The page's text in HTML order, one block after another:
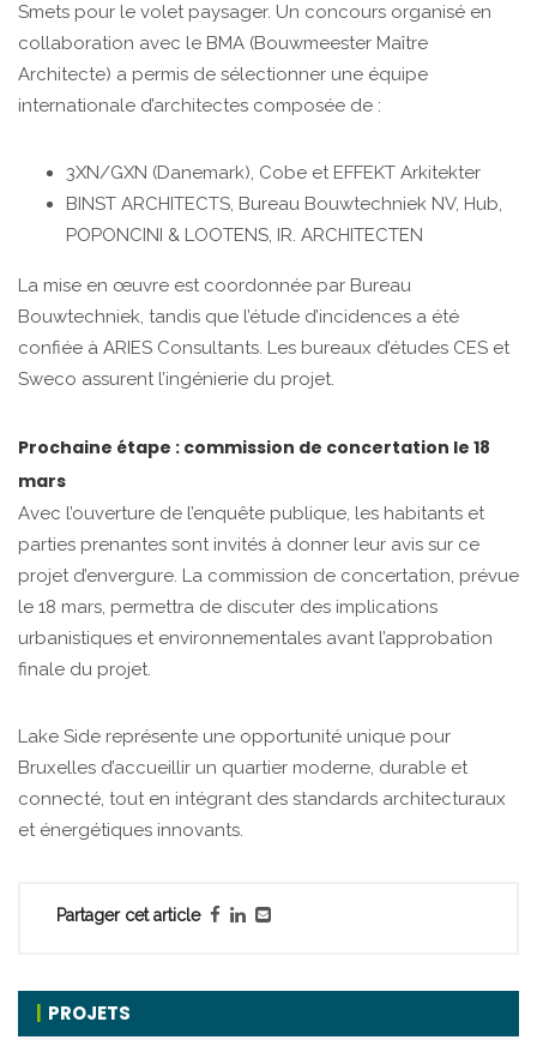
Smets pour le volet paysager. Un concours organisé en
collaboration avec le BMA (Bouwmeester Maître
Architecte) a permis de sélectionner une équipe
internationale d’architectes composée de :
3XN/GXN (Danemark), Cobe et EFFEKT Arkitekter
BINST ARCHITECTS, Bureau Bouwtechniek NV, Hub,
POPONCINI & LOOTENS, IR. ARCHITECTEN
La mise en œuvre est coordonnée par Bureau
Bouwtechniek, tandis que l’étude d’incidences a été
confiée à ARIES Consultants. Les bureaux d’études CES et
Sweco assurent l’ingénierie du projet.
Prochaine étape : commission de concertation le 18
mars
Avec l’ouverture de l’enquête publique, les habitants et
parties prenantes sont invités à donner leur avis sur ce
projet d’envergure. La commission de concertation, prévue
le 18 mars, permettra de discuter des implications
urbanistiques et environnementales avant l’approbation
finale du projet.
Lake Side représente une opportunité unique pour
Bruxelles d’accueillir un quartier moderne, durable et
connecté, tout en intégrant des standards architecturaux
et énergétiques innovants.
Partager cet article
PROJETS